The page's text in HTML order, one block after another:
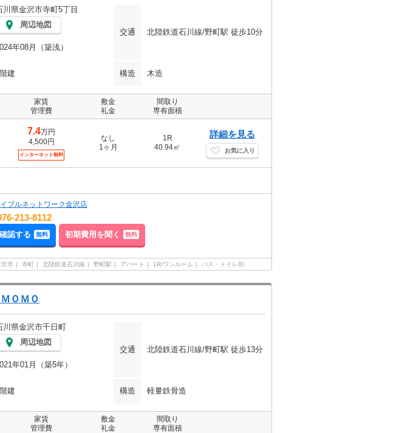
川県金沢市寺町5丁目
周辺地図
交通
北陸鉄道石川線/野町駅 徒歩10分
年08月（築浅）
建 構造 木造
家賃
管理費
敷金
礼金
間取り
専有面積
7.4万円
4,500円
インターネット無料
なし
1ヶ月
1R
40.94㎡
詳細を見る
お気に入り
ブルネットワーク金沢店
213-8112
認する 無料 初期費用を聞く 無料
沢市 寺町 北陸鉄道石川線 野町駅 アパート 1R/ワンルーム バス・トイレ別
ＯＭＯ
川県金沢市千日町
周辺地図
交通
北陸鉄道石川線/野町駅 徒歩13分
年01月（築5年）
建 構造 軽量鉄骨造
家賃
管理費
敷金
礼金
間取り
専有面積